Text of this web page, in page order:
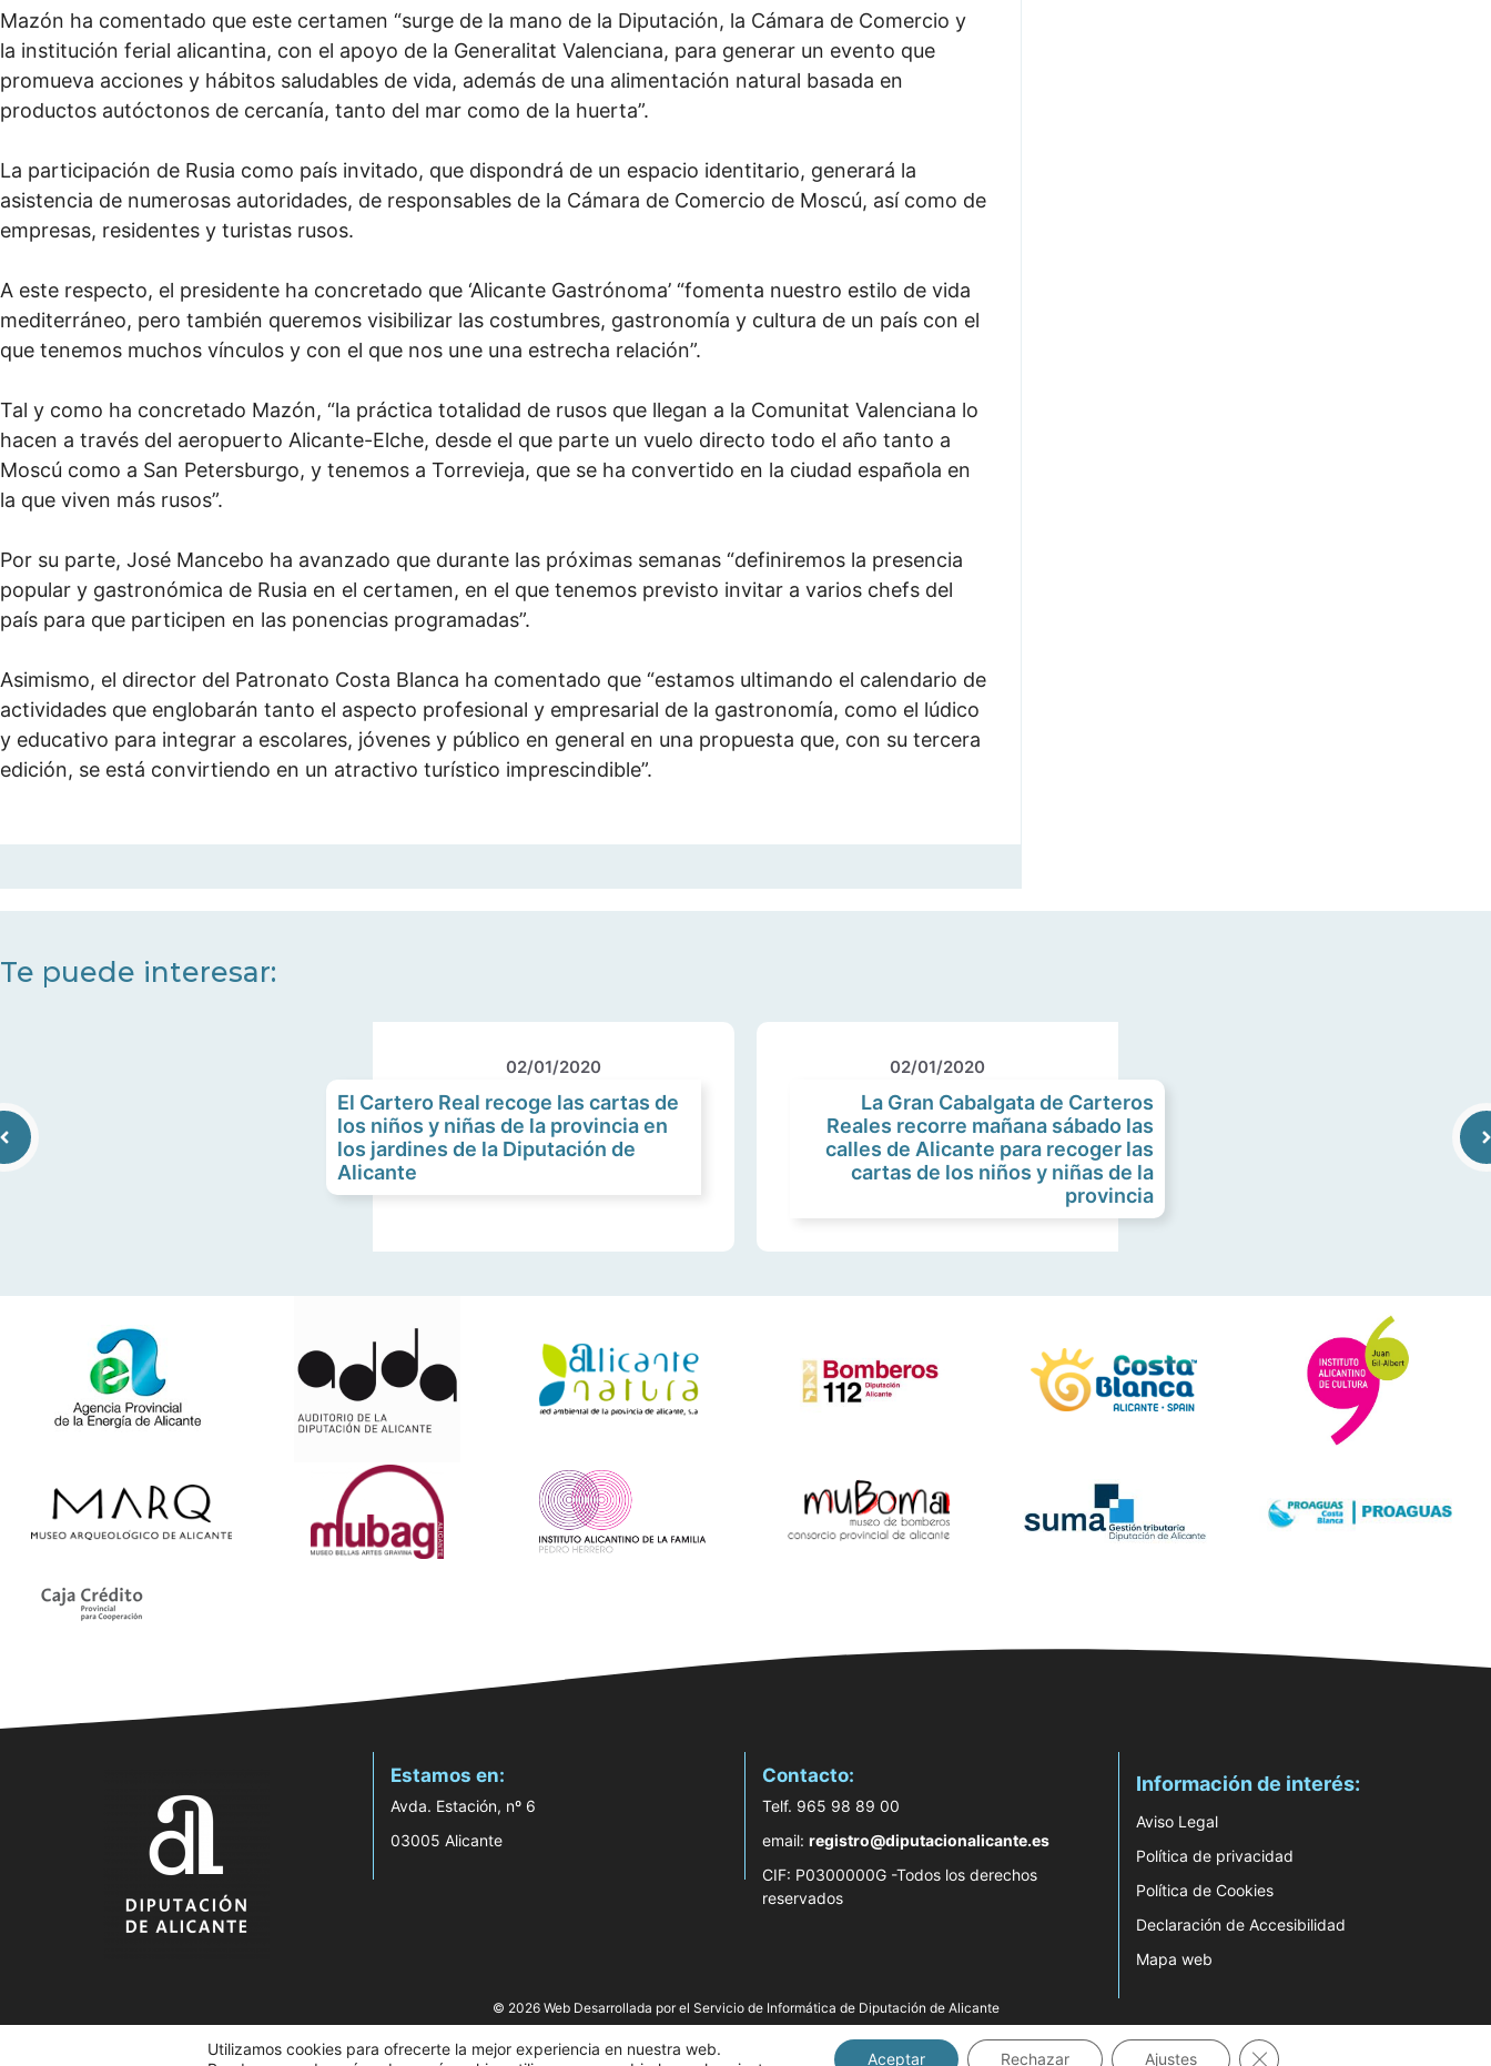
Mazón ha comentado que este certamen “surge de la mano de la Diputación, la Cámara de Comercio y
la institución ferial alicantina, con el apoyo de la Generalitat Valenciana, para generar un evento que
promueva acciones y hábitos saludables de vida, además de una alimentación natural basada en
productos autóctonos de cercanía, tanto del mar como de la huerta”.
La participación de Rusia como país invitado, que dispondrá de un espacio identitario, generará la
asistencia de numerosas autoridades, de responsables de la Cámara de Comercio de Moscú, así como de
empresas, residentes y turistas rusos.
A este respecto, el presidente ha concretado que ‘Alicante Gastrónoma’ “fomenta nuestro estilo de vida
mediterráneo, pero también queremos visibilizar las costumbres, gastronomía y cultura de un país con el
que tenemos muchos vínculos y con el que nos une una estrecha relación”.
Tal y como ha concretado Mazón, “la práctica totalidad de rusos que llegan a la Comunitat Valenciana lo
hacen a través del aeropuerto Alicante-Elche, desde el que parte un vuelo directo todo el año tanto a
Moscú como a San Petersburgo, y tenemos a Torrevieja, que se ha convertido en la ciudad española en
la que viven más rusos”.
Por su parte, José Mancebo ha avanzado que durante las próximas semanas “definiremos la presencia
popular y gastronómica de Rusia en el certamen, en el que tenemos previsto invitar a varios chefs del
país para que participen en las ponencias programadas”.
Asimismo, el director del Patronato Costa Blanca ha comentado que “estamos ultimando el calendario de
actividades que englobarán tanto el aspecto profesional y empresarial de la gastronomía, como el lúdico
y educativo para integrar a escolares, jóvenes y público en general en una propuesta que, con su tercera
edición, se está convirtiendo en un atractivo turístico imprescindible”.
Te puede interesar:
02/01/2020
El Cartero Real recoge las cartas de
los niños y niñas de la provincia en
los jardines de la Diputación de
Alicante
02/01/2020
La Gran Cabalgata de Carteros
Reales recorre mañana sábado las
calles de Alicante para recoger las
cartas de los niños y niñas de la
provincia
Estamos en:
Avda. Estación, nº 6
03005 Alicante
Contacto:
Telf. 965 98 89 00
email: registro@diputacionalicante.es
CIF: P0300000G -Todos los derechos
reservados
Información de interés:
Aviso Legal
Política de privacidad
Política de Cookies
Declaración de Accesibilidad
Mapa web
© 2026 Web Desarrollada por el Servicio de Informática de Diputación de Alicante
Utilizamos cookies para ofrecerte la mejor experiencia en nuestra web.
Aceptar Rechazar Ajustes Cerrar el banner de cookies